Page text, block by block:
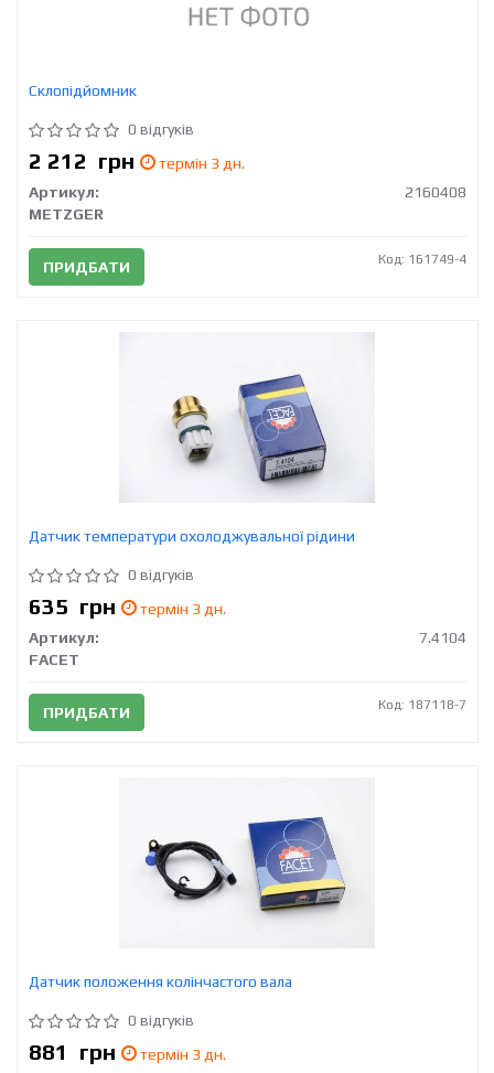
Склопідйомник
0 відгуків
2 212 грн
термін 3 дн.
Артикул:
2160408
METZGER
ПРИДБАТИ Код: 161749-4
Датчик температури охолоджувальної рідини
0 відгуків
635 грн
термін 3 дн.
Артикул:
7.4104
FACET
ПРИДБАТИ Код: 187118-7
Датчик положення колінчастого вала
0 відгуків
881 грн
термін 3 дн.